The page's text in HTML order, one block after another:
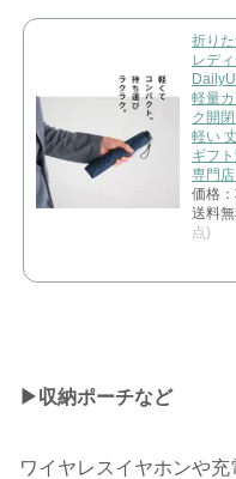
折り
レデ
軽量
ク開
軽い
ギフ
専門
価格：
送料
点)
▶︎収納ポーチなど
ワイヤレスイヤホンや